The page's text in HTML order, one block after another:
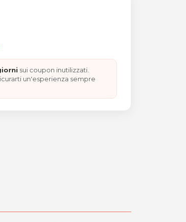
pedicure, lampada
sui coupon inutilizzati.
un'esperienza sempre